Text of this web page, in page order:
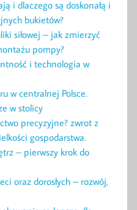
i dlaczego są doskonałą i
bukietów?
siłowej – jak zmierzyć
pompy?
i technologia w
w centralnej Polsce.
w stolicy
precyzyjne? zwrot z
gospodarstwa.
– pierwszy krok do
oraz dorosłych – rozwój,